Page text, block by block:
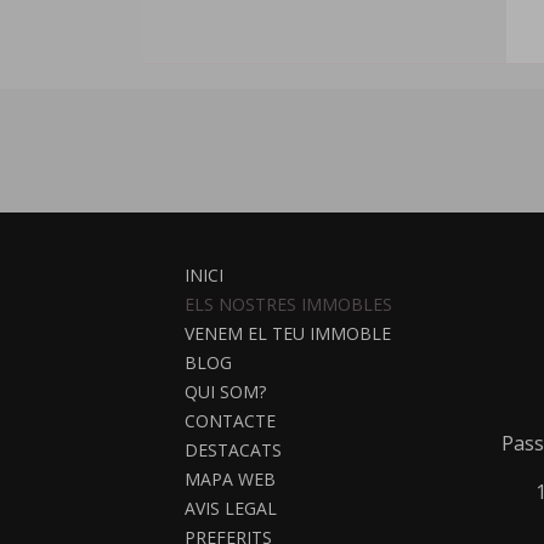
INICI
ELS NOSTRES IMMOBLES
VENEM EL TEU IMMOBLE
BLOG
QUI SOM?
CONTACTE
DESTACATS
MAPA WEB
AVIS LEGAL
PREFERITS